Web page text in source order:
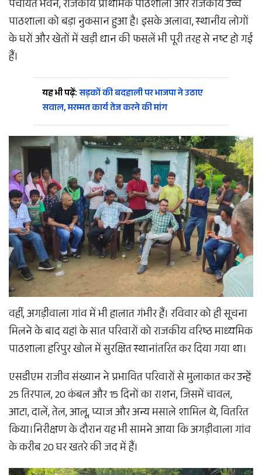
पंचायत भवन, राजकीय प्राथमिक पाठशाला और राजकीय उच्च
पाठशाला को बड़ा नुकसान हुआ है। इसके अलावा, स्थानीय लोगों
के घरों और खेतों में खड़ी धान की फसलें भी पूरी तरह से नष्ट हो गई
हैं।
यह भी पढ़ें:सड़कों की बदहाली पर भाजपा ने उठाए
सवाल, मरम्मत कार्य तेज करने की मांग
वहीं, अगड़ीवाला गांव में भी हालात गंभीर हैं। रविवार को ही सूचना
मिलने के बाद यहां के सात परिवारों को राजकीय वरिष्ठ माध्यमिक
पाठशाला हरिपुर खोल में सुरक्षित स्थानांतरित कर दिया गया था।
एसडीएम राजीव संख्यान ने प्रभावित परिवारों से मुलाकात कर उन्हें
25 तिरपाल, 20 कंबल और 15 दिनों का राशन, जिसमें चावल,
आटा, दालें, तेल, आलू, प्याज और अन्य मसाले शामिल थे, वितरित
किया।निरीक्षण के दौरान यह भी सामने आया कि अगड़ीवाला गांव
के करीब 20 घर खतरे की जद में हैं।